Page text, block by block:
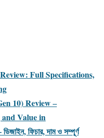
Full Specifications,
10) Review ‒
Value in
ফিচার, দাম ও সম্পূর্ণ